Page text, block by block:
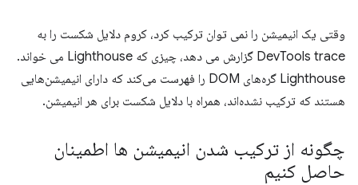
وقتی یک انیمیشن را نمی توان ترکیب کرد، کروم دلایل شکست را به
DevTools trace گزارش می دهد، چیزی که Lighthouse می خواند.
Lighthouse گره‌های DOM را فهرست می‌کند که دارای انیمیشن‌هایی
هستند که ترکیب نشده‌اند، همراه با دلایل شکست برای هر انیمیشن.
چگونه از ترکیب شدن انیمیشن ها اطمینان
حاصل کنیم